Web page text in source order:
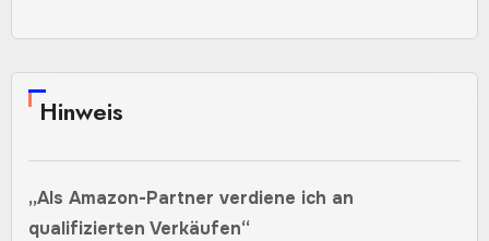
Hinweis
„Als Amazon-Partner verdiene ich an
qualifizierten Verkäufen“